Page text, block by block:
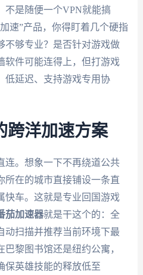
不是随便一个VPN就能搞
速”产品，你得盯着几个硬指
不够专业？是否针对游戏做
软件可能连得上，但打游戏
低延迟、支持游戏专用协
跨洋加速方案
连。想象一下不再绕道公共
所在的城市直接铺设一条直
快车。这就是专业回国游戏
茄加速器就是干这个的：全
动扫描并推荐当前环境下最
黎图书馆还是纽约公寓，
保英雄技能的释放低至